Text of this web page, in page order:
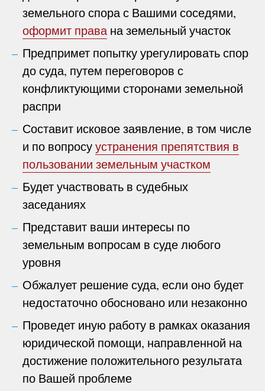
земельного спора с Вашими соседями,
оформит правана земельный участок
Предпримет попытку урегулировать спор
до суда, путем переговоров с
конфликтующими сторонами земельной
распри
Составит исковое заявление, в том числе
и по вопросуустранения препятствия в
пользовании земельным участком
Будет участвовать в судебных
заседаниях
Представит ваши интересы по
земельным вопросам в суде любого
уровня
Обжалует решение суда, если оно будет
недостаточно обосновано или незаконно
Проведет иную работу в рамках оказания
юридической помощи, направленной на
достижение положительного результата
по Вашей проблеме